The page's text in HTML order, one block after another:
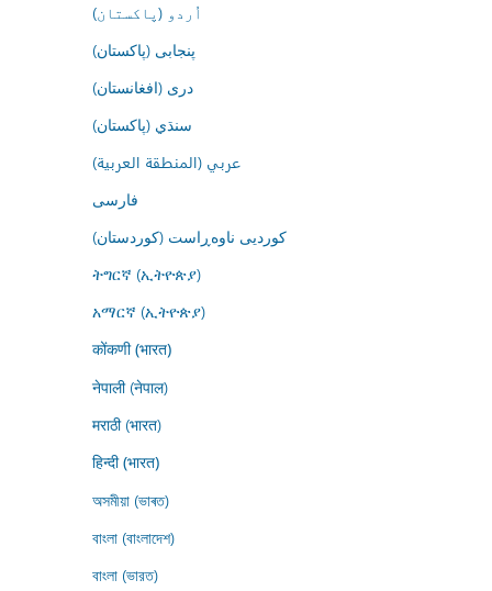
اُردو (پاکستان)
پنجابی (پاکستان)
درى (افغانستان)
سنڌي (پاکستان)
عربي (المنطقة العربية)
فارسى
کوردیی ناوەڕاست (کوردستان)
ትግርኛ (ኢትዮጵያ)
አማርኛ (ኢትዮጵያ)
कोंकणी (भारत)
नेपाली (नेपाल)
मराठी (भारत)
हिन्दी (भारत)
অসমীয়া (ভাৰত)
বাংলা (বাংলাদেশ)
বাংলা (ভারত)